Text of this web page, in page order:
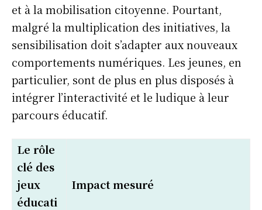
et à la mobilisation citoyenne. Pourtant,
malgré la multiplication des initiatives, la
sensibilisation doit s’adapter aux nouveaux
comportements numériques. Les jeunes, en
particulier, sont de plus en plus disposés à
intégrer l’interactivité et le ludique à leur
parcours éducatif.
Le rôle
clé des
jeux
éducati
Impact mesuré